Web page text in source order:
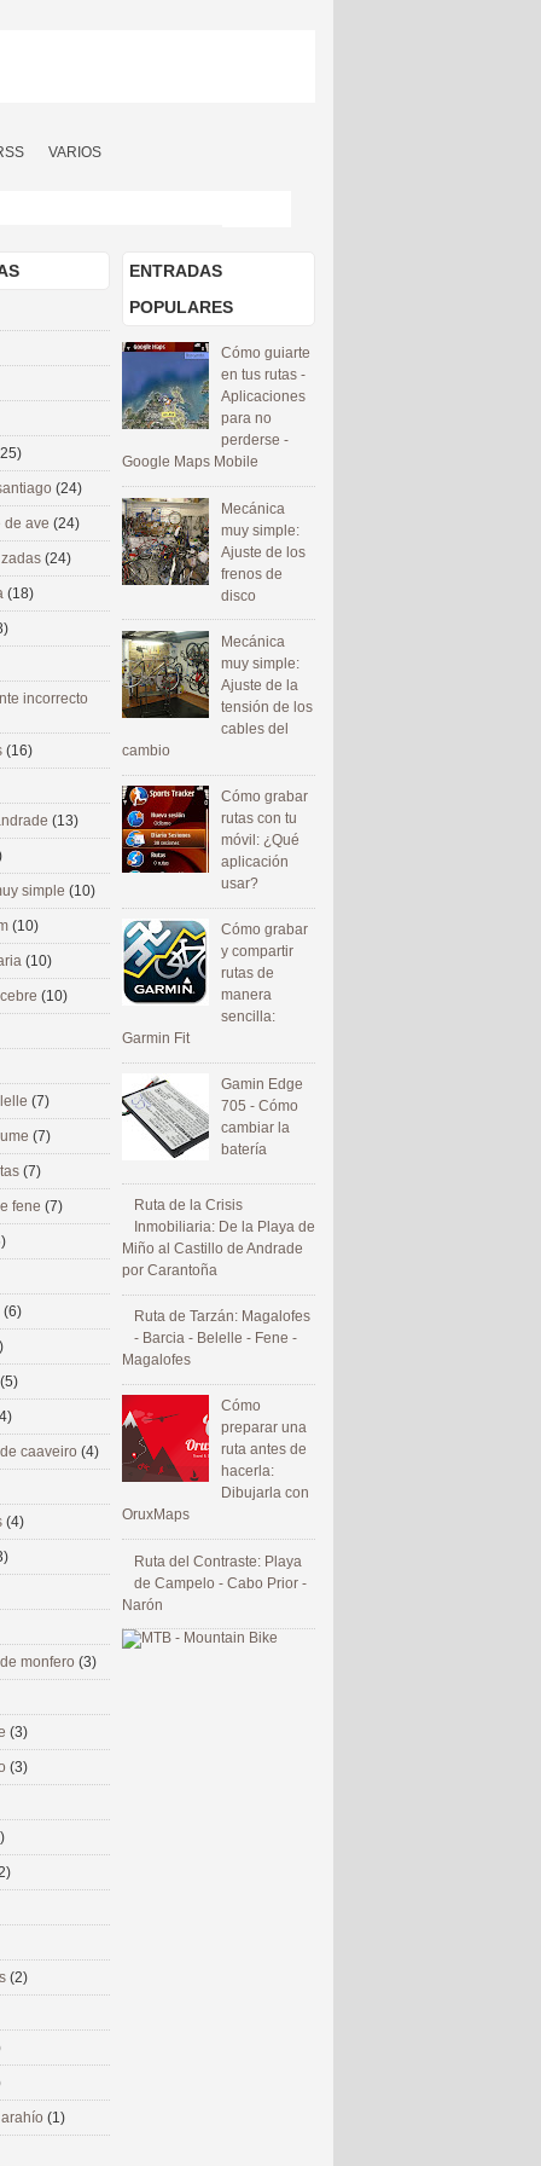
VARIOS
ENTRADAS
POPULARES
Cómo guiarte
en tus rutas -
Aplicaciones
para no
perderse -
Google Maps Mobile
Mecánica
muy simple:
Ajuste de los
frenos de
disco
Mecánica
muy simple:
Ajuste de la
tensión de los
cables del
cambio
Cómo grabar
rutas con tu
móvil: ¿Qué
aplicación
usar?
Cómo grabar
y compartir
rutas de
manera
sencilla:
Garmin Fit
Gamin Edge
705 - Cómo
cambiar la
batería
Ruta de la Crisis
Inmobiliaria: De la Playa de
Miño al Castillo de Andrade
por Carantoña
Ruta de Tarzán: Magalofes
- Barcia - Belelle - Fene -
Magalofes
Cómo
preparar una
ruta antes de
hacerla:
Dibujarla con
OruxMaps
Ruta del Contraste: Playa
de Campelo - Cabo Prior -
Narón
(24)
de ave (24)
(24)
(18)
incorrecto
(16)
(13)
simple (10)
(10)
(10)
(10)
(7)
(7)
(7)
fene (7)
(6)
(5)
caaveiro (4)
(4)
monfero (3)
(3)
(3)
(2)
(1)